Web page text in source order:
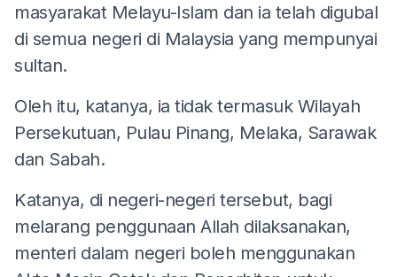
masyarakat Melayu-Islam dan ia telah digubal
di semua negeri di Malaysia yang mempunyai
sultan.
Oleh itu, katanya, ia tidak termasuk Wilayah
Persekutuan, Pulau Pinang, Melaka, Sarawak
dan Sabah.
Katanya, di negeri-negeri tersebut, bagi
melarang penggunaan Allah dilaksanakan,
menteri dalam negeri boleh menggunakan